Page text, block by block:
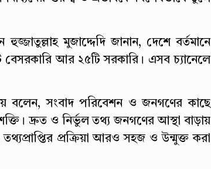
মুজাদ্দেদি জানান, দেশে বর্তমানে
বেসরকারি আর ২৫টি সরকারি। এসব চ্যানেলে
বলেন, সংবাদ পরিবেশন ও জনগণের কাছে
দ্রুত ও নির্ভুল তথ্য জনগণের আস্থা বাড়ায়
প্রক্রিয়া আরও সহজ ও উন্মুক্ত করা